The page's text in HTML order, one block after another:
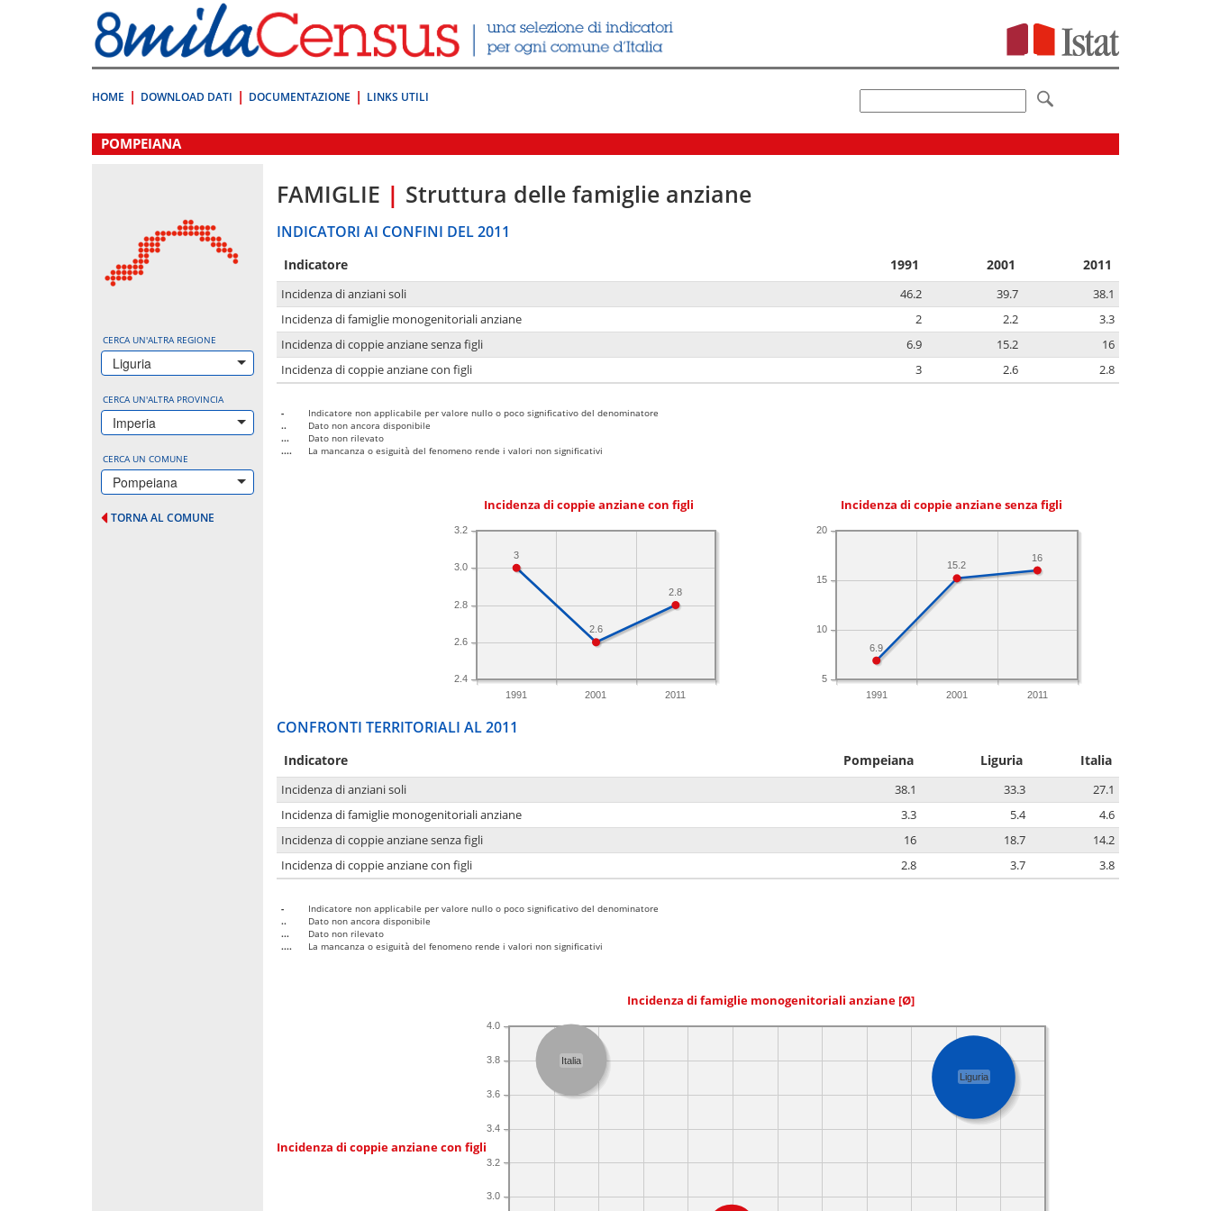
direttamente
a:
Contenuto
HOME DOWNLOAD DATI DOCUMENTAZIONE LINKS UTILI
.
POMPEIANA
CERCA UN'ALTRA REGIONE
Liguria
CERCA UN'ALTRA PROVINCIA
Imperia
CERCA UN COMUNE
Pompeiana
TORNA AL COMUNE
FAMIGLIE | Struttura delle famiglie anziane
INDICATORI AI CONFINI DEL 2011
Indicatore 1991 2001 2011
Incidenza di anziani soli 46.2 39.7
38.1
Incidenza di famiglie monogenitoriali anziane
2 2.2
3.3
Incidenza di coppie anziane senza figli
6.9 15.2
16
Incidenza di coppie anziane con figli
3 2.6 2.8
-
Indicatore non applicabile per valore nullo o poco significativo del denominatore
..
Dato non ancora disponibile
...
Dato non rilevato
....
La mancanza o esiguità del fenomeno rende i valori non significativi
Incidenza di coppie anziane con figli
1991 2001 2011
2.4
2.6
2.8
3.0
3.2
2.8
2.6
3
Incidenza di coppie anziane senza figli
1991 2001 2011
5
10
15
20
16
15.2
6.9
CONFRONTI TERRITORIALI AL 2011
Indicatore Pompeiana Liguria Italia
Incidenza di anziani soli 38.1 33.3
27.1
Incidenza di famiglie monogenitoriali anziane
3.3 5.4
4.6
Incidenza di coppie anziane senza figli
16 18.7
14.2
Incidenza di coppie anziane con figli
2.8 3.7 3.8
-
Indicatore non applicabile per valore nullo o poco significativo del denominatore
..
Dato non ancora disponibile
...
Dato non rilevato
....
La mancanza o esiguità del fenomeno rende i valori non significativi
Incidenza di famiglie monogenitoriali anziane [Ø]
Incidenza di coppie anziane con figli
3.0
3.2
3.4
3.6
3.8
4.0
Liguria
Italia